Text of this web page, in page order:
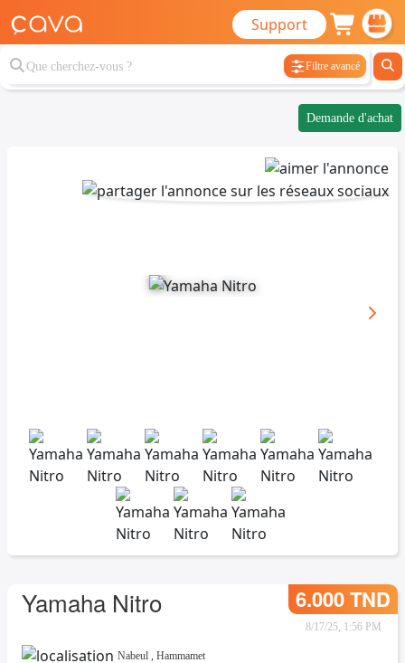
Support
Filtre avancé
Demande d'achat
Yamaha Nitro 6.000 TND
8/17/25, 1:56 PM
Nabeul , Hammamet